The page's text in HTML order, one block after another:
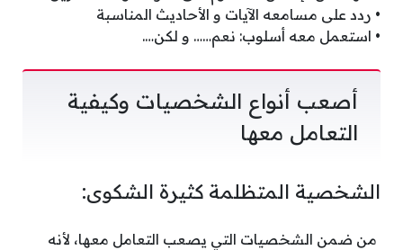
• ردد على مسامعه الآيات و الأحاديث المناسبة
• استعمل معه أسلوب: نعم…… و لكن….
أصعب أنواع الشخصيات وكيفية
التعامل معها
الشخصية المتظلمة كثيرة الشكوى:
من ضمن الشخصيات التي يصعب التعامل معها، لأنه